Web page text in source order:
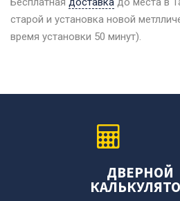
старой и установка новой
время установки 50 минут).
ДВЕРНОЙ